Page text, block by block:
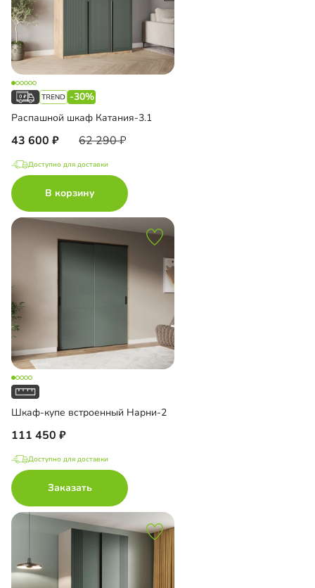
-30%
Распашной шкаф Катания-3.1
43 600 62 290
Доступно для доставки
В корзину
Шкаф-купе встроенный Нарни-2
111 450
Доступно для доставки
Заказать